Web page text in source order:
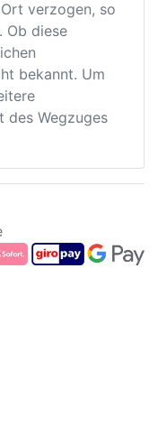
verzogen, so
Ob diese
bekannt. Um
des Wegzuges